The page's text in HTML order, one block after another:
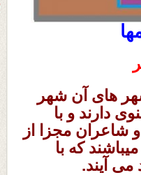
های آن شهر
دارند و با
شاعران مجزا از
که با
می آیند.